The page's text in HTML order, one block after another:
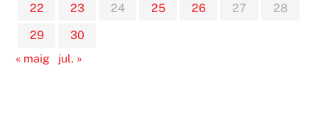
22
23 24 25 26 27
28
29
30
« maig
jul. »